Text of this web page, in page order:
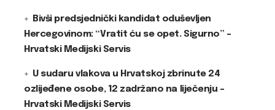
Bivši predsjednički kandidat oduševljen
Hercegovinom: “Vratit ću se opet. Sigurno” –
Hrvatski Medijski Servis
U sudaru vlakova u Hrvatskoj zbrinute 24
ozlijeđene osobe, 12 zadržano na liječenju –
Hrvatski Medijski Servis